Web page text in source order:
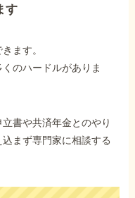
す
ます。
のハードルがありま
書や共済年金とのやり
まず専門家に相談する